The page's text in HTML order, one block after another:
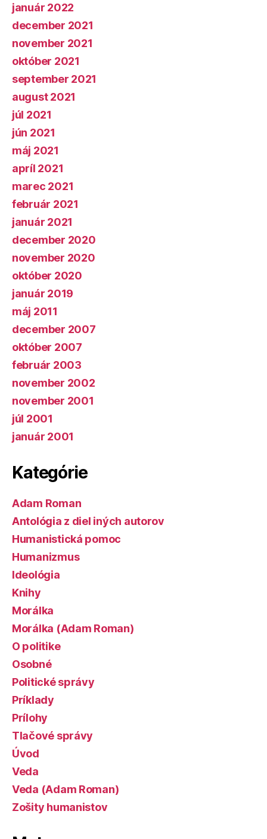
január 2022
december 2021
november 2021
október 2021
september 2021
august 2021
júl 2021
jún 2021
máj 2021
apríl 2021
marec 2021
február 2021
január 2021
december 2020
november 2020
október 2020
január 2019
máj 2011
december 2007
október 2007
február 2003
november 2002
november 2001
júl 2001
január 2001
Kategórie
Adam Roman
Antológia z diel iných autorov
Humanistická pomoc
Humanizmus
Ideológia
Knihy
Morálka
Morálka (Adam Roman)
O politike
Osobné
Politické správy
Príklady
Prílohy
Tlačové správy
Úvod
Veda
Veda (Adam Roman)
Zošity humanistov